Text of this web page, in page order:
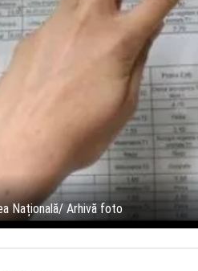
Națională/ Arhivă foto